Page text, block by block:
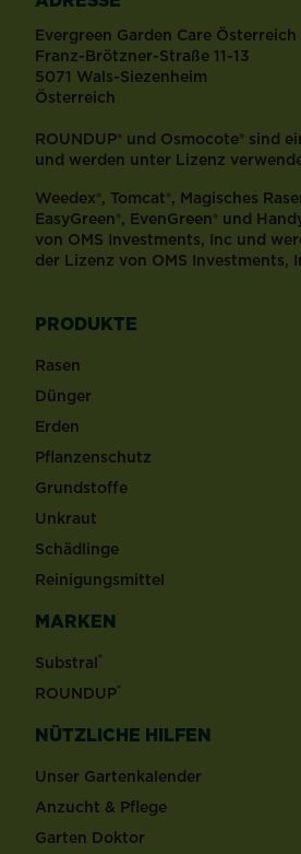
Evergreen Garden Care Österreich
Franz-Brötzner-Straße 11-13
5071 Wals-Siezenheim
Österreich
ROUNDUP® und Osmocote® sind
und werden unter Lizenz
Weedex®, Tomcat®, Magisches
EasyGreen®, EvenGreen® und
von OMS Investments, Inc und
der Lizenz von OMS Investments,
PRODUKTE
Rasen
Dünger
Erden
Pflanzenschutz
Grundstoffe
Unkraut
Schädlinge
Reinigungsmittel
MARKEN
Substral®
ROUNDUP®
NÜTZLICHE HILFEN
Unser Gartenkalender
Anzucht & Pflege
Garten Doktor